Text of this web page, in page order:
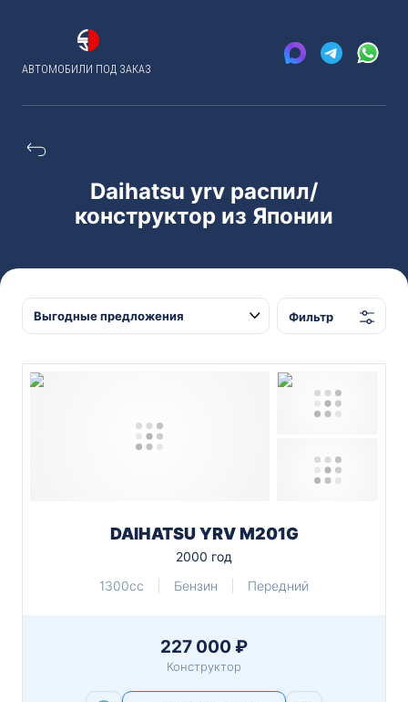
АВТОМОБИЛИ ПОД ЗАКАЗ
Daihatsu yrv распил/
конструктор из Японии
Фильтр
DAIHATSU YRV M201G
2000 год
1300cc
Бензин Передний
227 000 ₽
Конструктор